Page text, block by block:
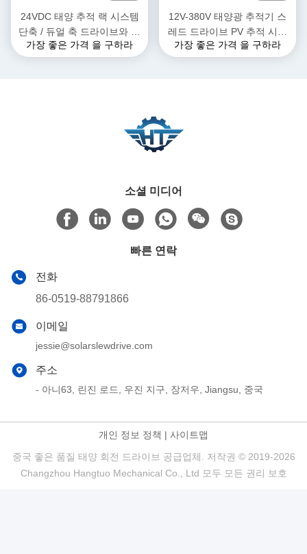
24VDC 태양 추적 랙 시스템
단축 / 듀얼 축 드라이브와 함
께 슬레브 모터
가장 좋은 가격 을 구하라
12V-380V 태양광 추적기 스
레드 드라이브 PV 추적 시스
템 IP66 보호
가장 좋은 가격 을 구하라
소셜 미디어
빠른 연락
전화
86-0519-88791866
이메일
jessie@solarslewdrive.com
주소
- 아니63, 린진 로드, 우진 지구, 장저우, Jiangsu, 중국
개인 정보 정책 | 사이트맵
중국 좋은 품질 태양 회전 드라이브 공급업체. 저작권 © 2019-2026
Changzhou Hangtuo Mechanical Co., Ltd 모두 모든 권리 보호